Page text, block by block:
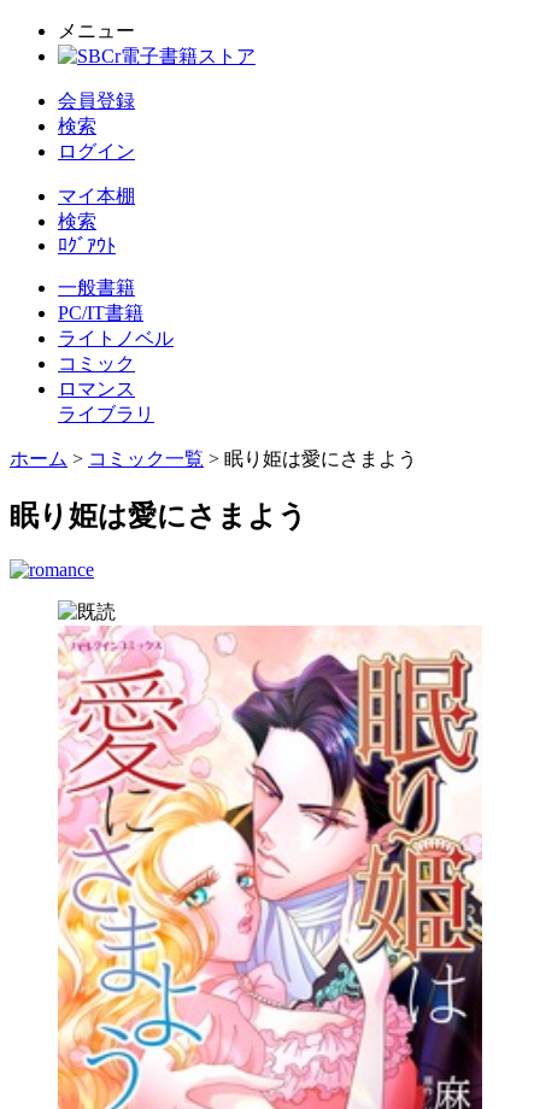
メニュー
会員登録
検索
ログイン
マイ本棚
検索
ﾛｸﾞｱｳﾄ
一般書籍
PC/IT書籍
ライトノベル
コミック
ロマンス
ライブラリ
ホーム > コミック一覧 > 眠り姫は愛にさまよう
眠り姫は愛にさまよう